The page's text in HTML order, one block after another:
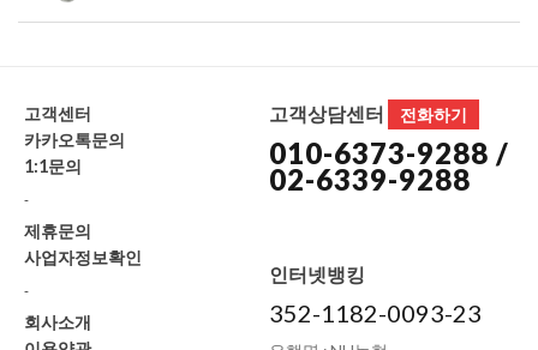
고객센터
카카오톡문의
1:1문의
-
제휴문의
사업자정보확인
-
회사소개
고객상담센터 전화하기
010-6373-9288 /
02-6339-9288
인터넷뱅킹
352-1182-0093-23